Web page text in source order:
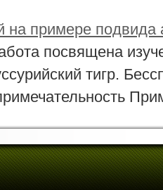
на примере подвида
посвящена
тигр.